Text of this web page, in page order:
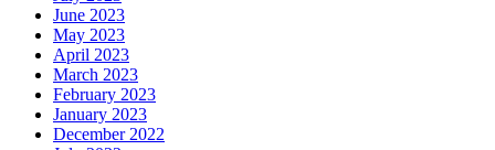
June 2023
May 2023
April 2023
March 2023
February 2023
January 2023
December 2022